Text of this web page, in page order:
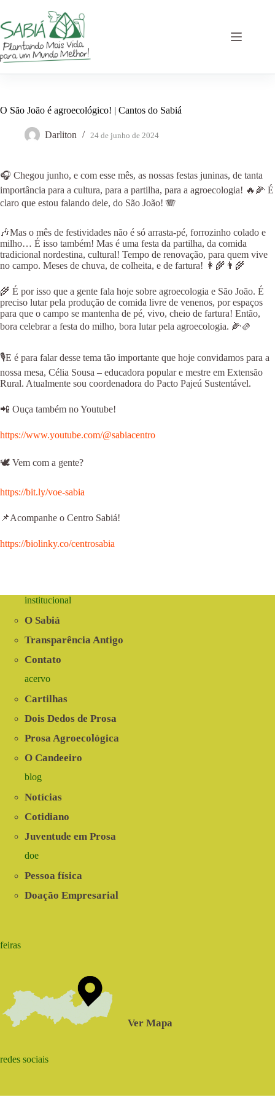
o
conteúdo
O São João é agroecológico! | Cantos do Sabiá
Darliton 24 de junho de 2024
🎧 Chegou junho, e com esse mês, as nossas festas juninas, de tanta
importância para a cultura, para a partilha, para a agroecologia! 🔥🌽 É
claro que estou falando dele, do São João! 🪗
🎶Mas o mês de festividades não é só arrasta-pé, forrozinho colado e
milho… É isso também! Mas é uma festa da partilha, da comida
tradicional nordestina, cultural! Tempo de renovação, para quem vive
no campo. Meses de chuva, de colheita, e de fartura! 👩‍🌾👨‍🌾
🌾 É por isso que a gente fala hoje sobre agroecologia e São João. É
preciso lutar pela produção de comida livre de venenos, por espaços
para que o campo se mantenha de pé, vivo, cheio de fartura! Então,
bora celebrar a festa do milho, bora lutar pela agroecologia. 🌽🫔
🎙E é para falar desse tema tão importante que hoje convidamos para a
nossa mesa, Célia Sousa – educadora popular e mestre em Extensão
Rural. Atualmente sou coordenadora do Pacto Pajeú Sustentável.
📲 Ouça também no Youtube!
https://www.youtube.com/@sabiacentro
⁠⁠⁠⁠🕊 Vem com a gente?
https://bit.ly/voe-sabia
📌Acompanhe o Centro Sabiá!
https://biolinky.co/centrosabia⁠⁠⁠⁠⁠⁠
institucional
O Sabiá
Transparência Antigo
Contato
acervo
Cartilhas
Dois Dedos de Prosa
Prosa Agroecológica
O Candeeiro
blog
Notícias
Cotidiano
Juventude em Prosa
doe
Pessoa física
Doação Empresarial
feiras
Ver Mapa
redes sociais